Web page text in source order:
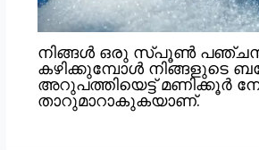
നിങ്ങൾ ഒരു സ്പൂൺ
കഴിക്കുമ്പോൾ നിങ്ങളുടെ
അറുപത്തിയെട്ട് മണിക്കൂർ
താറുമാറാകുകയാണ്.